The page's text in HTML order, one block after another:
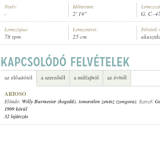
WILLY BURMESTER (HEGEDŰ),ISMERETLEN
Nyelv:
-
Időtartam:
2' 19" G. C.-
Lemeztípus:
78 rpm
Lemezméret:
25 cm
Felvételi
az előadótól a szerzőtől a műfajból az évből
ARIOSO
Előadó: Willy Burmester (hegedű), ismeretlen zenész (zongora); Szerző:
1909 körül
32 lejátszás